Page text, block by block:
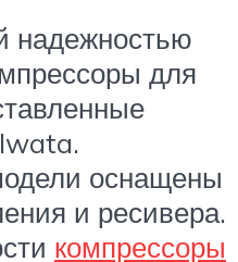
надежностью
для
оснащены
и ресивера.
компрессоры